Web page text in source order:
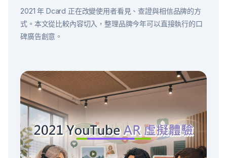
2021 年 Dcard 正在改變使用者看見、查證與相信品牌的方
式。本文從比較內容切入，整理品牌今年可以直接執行的口
碑廣告創意。